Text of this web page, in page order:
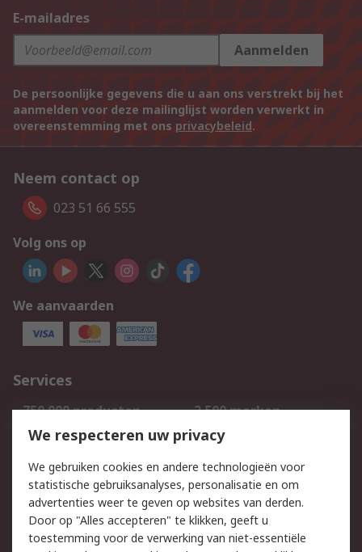
E-mailadres
Aanmelden
De persoonlijke gegevens die u aan ons verstrekt bij het
aanmelden voor deze mailinglijst worden verwerkt in
overeenstemming met ons privacybeleid.
Neem contact op
023 51 66 555
Volg ons op
We aanvaarden
Services
750.000 producten
2.500 merken
Bestellen
Inkoopoplossingen
Track & Trace
Wettelijk
We respecteren uw privacy
We gebruiken cookies en andere technologieën voor
statistische gebruiksanalyses, personalisatie en om
advertenties weer te geven op websites van derden.
Door op "Alles accepteren" te klikken, geeft u
toestemming voor de verwerking van niet-essentiële